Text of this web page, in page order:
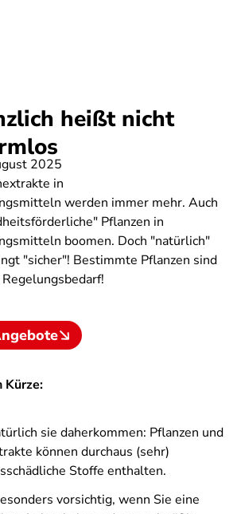
heißt nicht
2025
in
werden immer mehr. Auch
Pflanzen in
boomen. Doch "natürlich"
"sicher"! Bestimmte Pflanzen sind
Kürze:
sie daherkommen: Pflanzen und
können durchaus (sehr)
Stoffe enthalten.
vorsichtig, wenn Sie eine